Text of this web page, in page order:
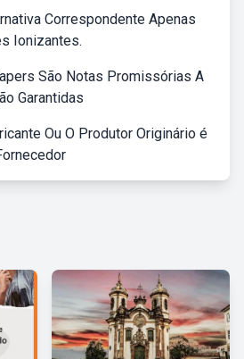
Correspondente Apenas
Ionizantes.
São Notas Promissórias A
Garantidas
Ou O Produtor Originário é